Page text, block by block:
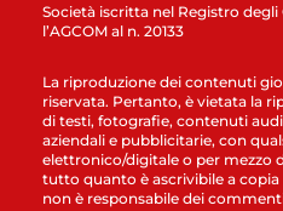
Società iscritta nel Registro
l’AGCOM al n. 20133
La riproduzione dei contenuti
riservata. Pertanto, è vietata la
di testi, fotografie, contenuti
aziendali e pubblicitarie, con
elettronico/digitale o per mezzo
tutto quanto è ascrivibile a
non è responsabile dei